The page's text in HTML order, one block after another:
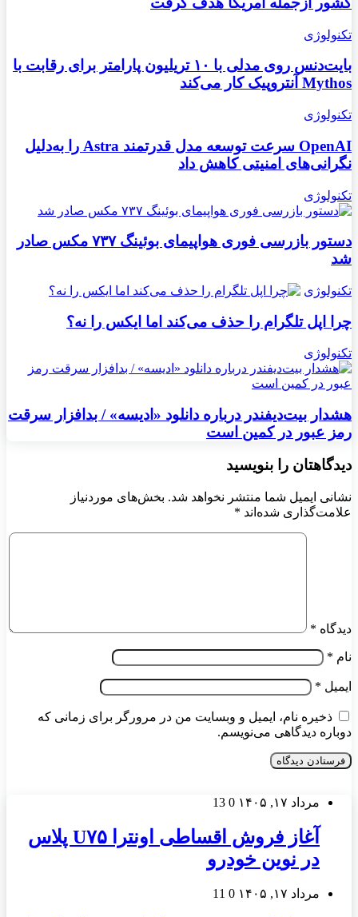
تکنولوژی
بایت‌دنس روی مدلی با ۱۰ تریلیون پارامتر برای رقابت با
Mythos آنتروپیک کار می‌کند
تکنولوژی
OpenAI سرعت توسعه مدل قدرتمند Astra را به‌دلیل
نگرانی‌های امنیتی کاهش داد
تکنولوژی
دستور بازرسی فوری هواپیمای بوئینگ ۷۳۷ مکس صادر
شد
تکنولوژی
چرا اپل تلگرام را حذف می‌کند اما ایکس را نه؟
تکنولوژی
هشدار بیت‌دیفندر درباره دانلود «ادیسه» / بدافزار سرقت
رمز عبور در کمین است
دیدگاهتان را بنویسید
نشانی ایمیل شما منتشر نخواهد شد. بخش‌های موردنیاز
علامت‌گذاری شده‌اند *
دیدگاه *
نام *
ایمیل *
ذخیره نام، ایمیل و وبسایت من در مرورگر برای زمانی که
دوباره دیدگاهی می‌نویسم.
مرداد ۱۷, ۱۴۰۵ 0
13
آغاز فروش اقساطی اونترا U۷۵ پلاس
در نوین خودرو
مرداد ۱۷, ۱۴۰۵ 0
11